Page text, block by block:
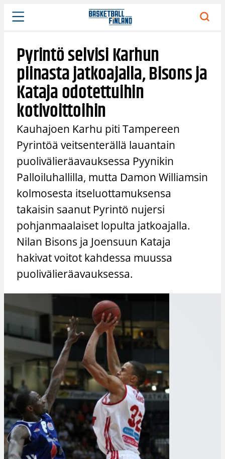
Siirry
sisältöön
Pyrintö selvisi Karhun
piinasta jatkoajalla, Bisons ja
Kataja odotettuihin
kotivoittoihin
Kauhajoen Karhu piti Tampereen
Pyrintöä veitsenterällä lauantain
puolivälieräavauksessa Pyynikin
Palloiluhallilla, mutta Damon Williamsin
kolmosesta itseluottamuksensa
takaisin saanut Pyrintö nujersi
pohjanmaalaiset lopulta jatkoajalla.
Nilan Bisons ja Joensuun Kataja
hakivat voitot kahdessa muussa
puolivälieräavauksessa.